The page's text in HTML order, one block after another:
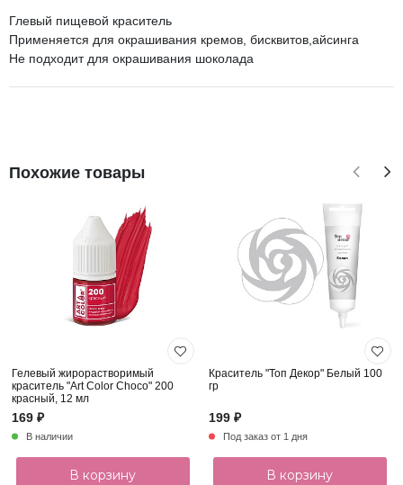
Глевый пищевой краситель
Применяется для окрашивания кремов, бисквитов,айсинга
Не подходит для окрашивания шоколада
Похожие товары
Гелевый жирорастворимый
краситель "Art Color Choco" 200
красный, 12 мл
169 ₽
В наличии
В корзину
Краситель "Топ Декор" Белый 100
гр
199 ₽
Под заказ от 1 дня
В корзину